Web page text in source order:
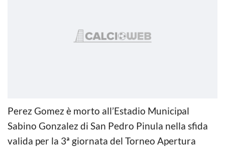
Perez Gomez è morto all’Estadio Municipal
Sabino Gonzalez di San Pedro Pinula nella sfida
valida per la 3ª giornata del Torneo Apertura